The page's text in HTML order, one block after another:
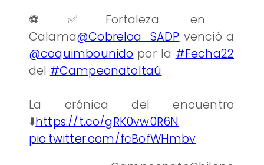
⚽️✅Fortaleza en
Calama@Cobreloa_SADP venció a
@coquimbounido por la #Fecha22
del #CampeonatoItaú
La crónica del encuentro
⬇️https://t.co/gRK0vw0R6N
pic.twitter.com/fcBofWHmbv